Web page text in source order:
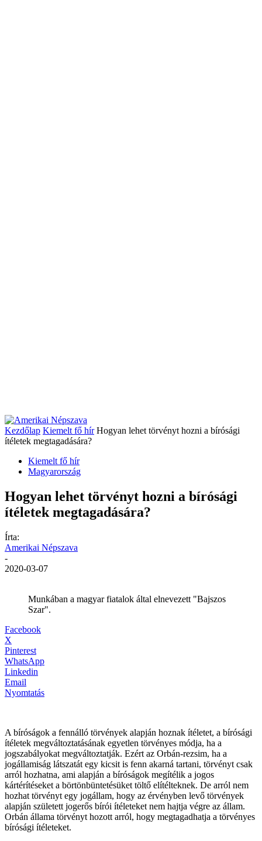
Kezdőlap Kiemelt fő hír Hogyan lehet törvényt hozni a bírósági
ítéletek megtagadására?
Kiemelt fő hír
Magyarország
Hogyan lehet törvényt hozni a bírósági
ítéletek megtagadására?
Írta:
Amerikai Népszava
-
2020-03-07
Munkában a magyar fiatalok által elnevezett "Bajszos
Szar".
Facebook
X
Pinterest
WhatsApp
Linkedin
Email
Nyomtatás
A bíróságok a fennálló törvények alapján hoznak ítéletet, a bírósági
ítéletek megváltoztatásának egyetlen törvényes módja, ha a
jogszabályokat megváltoztatják. Ezért az Orbán-rezsim, ha a
jogállamiság látszatát egy kicsit is fenn akarná tartani, törvényt csak
arról hozhatna, ami alapján a bíróságok megítélik a jogos
kártérítéseket a börtönbüntetésüket töltő elítélteknek. De arról nem
hozhat törvényt egy jogállam, hogy az érvényben levő törvények
alapján született jogerős bírói ítéleteket nem hajtja végre az állam.
Orbán állama törvényt hozott arról, hogy megtagadhatja a törvényes
bírósági ítéleteket.